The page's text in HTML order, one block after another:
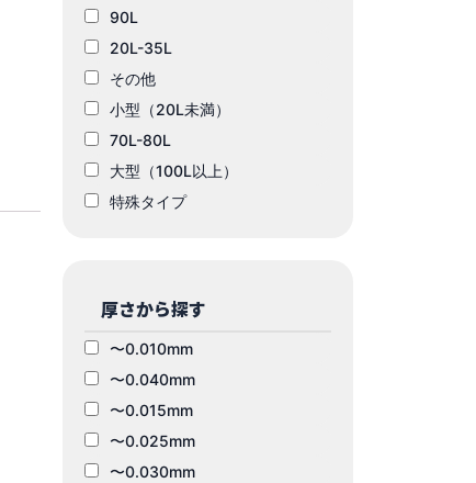
90L
20L-35L
その他
小型（20L未満）
70L-80L
大型（100L以上）
特殊タイプ
厚さから探す
〜0.010mm
〜0.040mm
〜0.015mm
〜0.025mm
〜0.030mm